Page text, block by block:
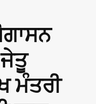
ਮੰਤਰੀ